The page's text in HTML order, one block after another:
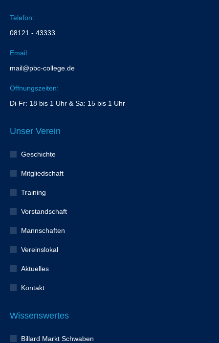
Telefon:
08121 - 43333
Email:
mail@pbc-college.de
Öffnungszeiten:
Di-Fr: 18 bis 1 Uhr & Sa: 15 bis 1 Uhr
Unser Verein
Geschichte
Mitgliedschaft
Training
Vorstandschaft
Mannschaften
Vereinslokal
Aktuelles
Kontakt
Wissenswertes
Billard Markt Schwaben